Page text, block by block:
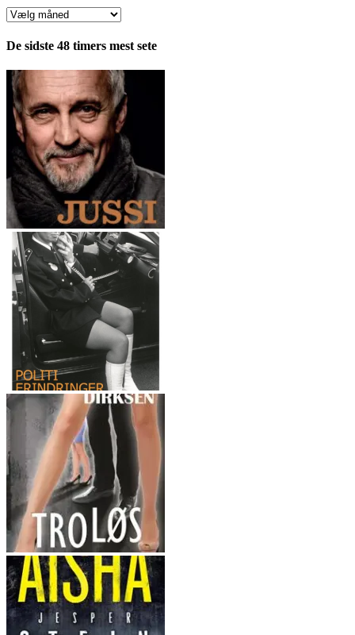
Anmeldelser
pr.
De sidste 48 timers mest sete